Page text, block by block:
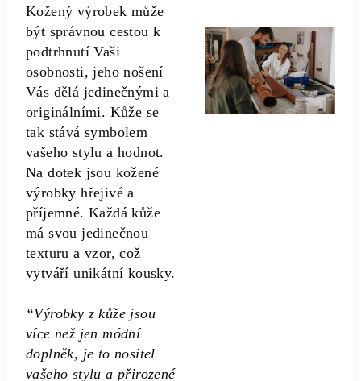
Kožený výrobek může
být správnou cestou k
podtrhnutí Vaši
osobnosti, jeho nošení
Vás dělá jedinečnými a
originálními. Kůže se
tak stává symbolem
vašeho stylu a hodnot.
Na dotek jsou kožené
výrobky hřejivé a
příjemné. Každá kůže
má svou jedinečnou
texturu a vzor, což
vytváří unikátní kousky.
“Výrobky z kůže jsou
více než jen módní
doplněk, je to nositel
vašeho stylu a přirozené